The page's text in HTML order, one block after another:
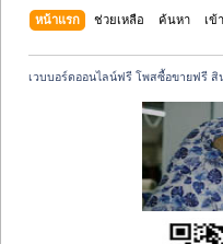
หน้าแรก ช่วยเหลือ ค้นหา เข้
เวบบอร์ดออนไลน์ฟรี โพสซื้อขายฟรี